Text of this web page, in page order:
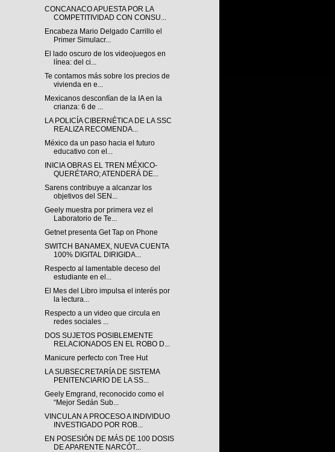
CONCANACO APUESTA POR LA
COMPETITIVIDAD CON CONSU...
Encabeza Mario Delgado Carrillo el
Primer Simulacr...
El lado oscuro de los videojuegos en
línea: del ci...
Te contamos más sobre los precios de
vivienda en e...
Mexicanos desconfían de la IA en la
crianza: 6 de ...
LA POLICÍA CIBERNÉTICA DE LA SSC
REALIZA RECOMENDA...
México da un paso hacia el futuro
educativo con el...
INICIA OBRAS EL TREN MÉXICO-
QUERÉTARO; ATENDERÁ DE...
Sarens contribuye a alcanzar los
objetivos del SEN...
Geely muestra por primera vez el
Laboratorio de Te...
Getnet presenta Get Tap on Phone
SWITCH BANAMEX, NUEVA CUENTA
100% DIGITAL DIRIGIDA...
Respecto al lamentable deceso del
estudiante en el...
El Mes del Libro impulsa el interés por
la lectura...
Respecto a un video que circula en
redes sociales ...
DOS SUJETOS POSIBLEMENTE
RELACIONADOS EN EL ROBO D...
Manicure perfecto con Tree Hut
LA SUBSECRETARÍA DE SISTEMA
PENITENCIARIO DE LA SS...
Geely Emgrand, reconocido como el
“Mejor Sedán Sub...
VINCULAN A PROCESO A INDIVIDUO
INVESTIGADO POR ROB...
EN POSESIÓN DE MÁS DE 100 DOSIS
DE APARENTE NARCÓT...